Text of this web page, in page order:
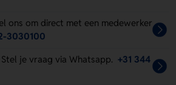
ons om direct met een medewerker
3030100
Stel je vraag via Whatsapp. +31 344